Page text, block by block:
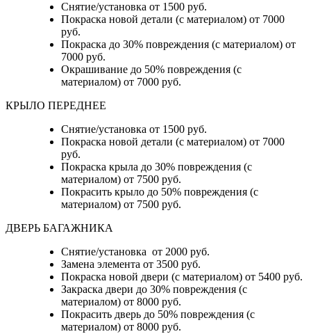
Снятие/установка от 1500 руб.
Покраска новой детали (с материалом) от 7000
руб.
Покраска до 30% повреждения (с материалом) от
7000 руб.
Окрашивание до 50% повреждения (с
материалом) от 7000 руб.
КРЫЛО ПЕРЕДНЕЕ
Снятие/установка от 1500 руб.
Покраска новой детали (с материалом) от 7000
руб.
Покраска крыла до 30% повреждения (с
материалом) от 7500 руб.
Покрасить крыло до 50% повреждения (с
материалом) от 7500 руб.
ДВЕРЬ БАГАЖНИКА
Снятие/установка от 2000 руб.
Замена элемента от 3500 руб.
Покраска новой двери (с материалом) от 5400 руб.
Закраска двери до 30% повреждения (с
материалом) от 8000 руб.
Покрасить дверь до 50% повреждения (с
материалом) от 8000 руб.